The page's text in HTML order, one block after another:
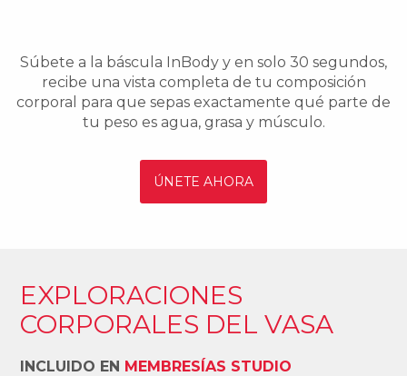
Súbete a la báscula InBody y en solo 30 segundos,
recibe una vista completa de tu composición
corporal para que sepas exactamente qué parte de
tu peso es agua, grasa y músculo.
ÚNETE AHORA
EXPLORACIONES
CORPORALES DEL VASA
INCLUIDO EN MEMBRESÍAS STUDIO